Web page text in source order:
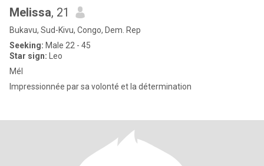
Melissa, 21
Bukavu, Sud-Kivu, Congo, Dem. Rep
Seeking: Male 22 - 45
Star sign: Leo
Mél
Impressionnée par sa volonté et la détermination